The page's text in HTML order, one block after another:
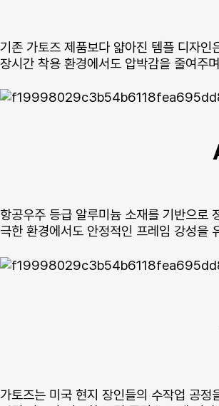
기존 가토즈 제품보다 얇아진 템플 디자
장시간 착용 환경에서도 압박감을 줄여주
항공우주 등급 알루미늄 소재를 기반으로
극한 환경에서도 안정적인 프레임 강성을
가토즈는 미국 현지 장인들의 수작업 공